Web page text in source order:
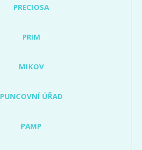
PRECIOSA
PRIM
MIKOV
PUNCOVNÍ ÚŘAD
PAMP